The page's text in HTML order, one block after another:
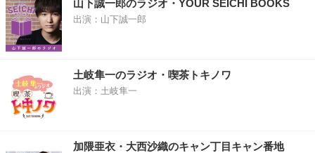
山下誠一郎のラジオ・YOUR SEICHI BOOKS
出演：山下誠一郎
土岐隼一のラジオ・喫茶トキノワ
出演：土岐隼一
加隈亜衣・大西沙織のキャン丁目キャン番地